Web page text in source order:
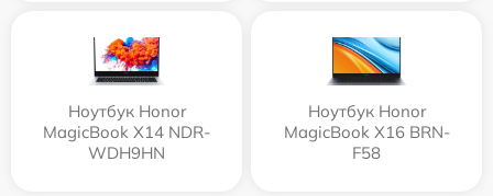
Ноутбук Honor
MagicBook X14 NDR-
WDH9HN
Ноутбук Honor
MagicBook X16 BRN-
F58